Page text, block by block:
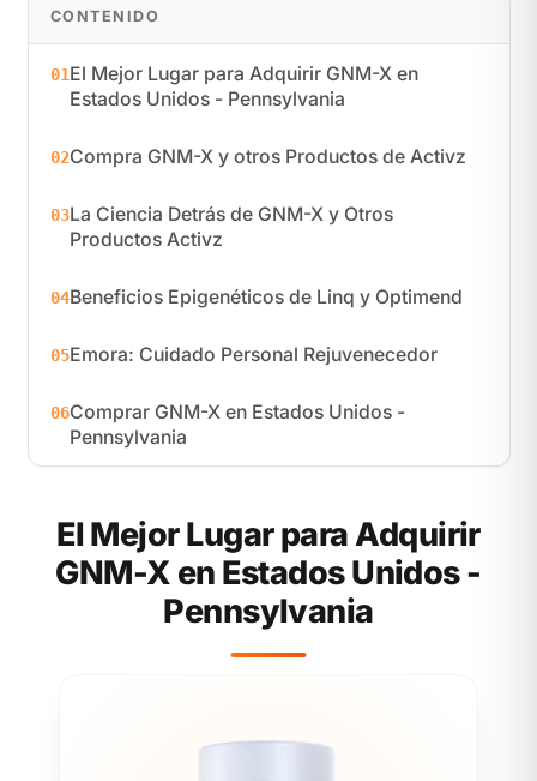
CONTENIDO
01El Mejor Lugar para Adquirir GNM-X en
Estados Unidos - Pennsylvania
02Compra GNM-X y otros Productos de Activz
03La Ciencia Detrás de GNM-X y Otros
Productos Activz
04Beneficios Epigenéticos de Linq y Optimend
05Emora: Cuidado Personal Rejuvenecedor
06Comprar GNM-X en Estados Unidos -
Pennsylvania
El Mejor Lugar para Adquirir
GNM-X en Estados Unidos -
Pennsylvania